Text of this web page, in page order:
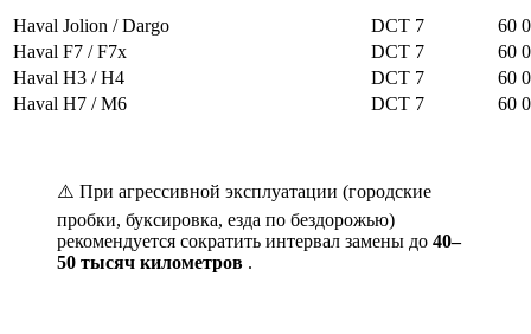
Haval Jolion / Dargo DCT 7
60
Haval F7 / F7x
DCT 7
60
Haval H3 / H4
DCT 7
60
Haval H7 / M6
DCT 7 60
⚠️ При агрессивной эксплуатации (городские
пробки, буксировка, езда по бездорожью)
рекомендуется сократить интервал замены до 40–
50 тысяч километров .